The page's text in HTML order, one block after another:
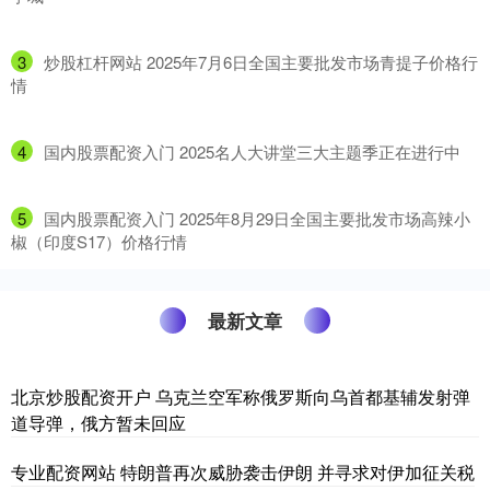
3
​炒股杠杆网站 2025年7月6日全国主要批发市场青提子价格行
情
4 ​国内股票配资入门 2025名人大讲堂三大主题季正在进行中
5
​国内股票配资入门 2025年8月29日全国主要批发市场高辣小
椒（印度S17）价格行情
最新文章
北京炒股配资开户 乌克兰空军称俄罗斯向乌首都基辅发射弹
道导弹，俄方暂未回应
专业配资网站 特朗普再次威胁袭击伊朗 并寻求对伊加征关税